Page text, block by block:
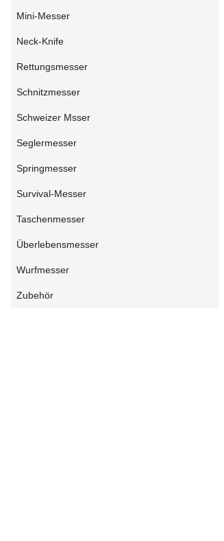
Mini-Messer
Neck-Knife
Rettungsmesser
Schnitzmesser
Schweizer Msser
Seglermesser
Springmesser
Survival-Messer
Taschenmesser
Überlebensmesser
Wurfmesser
Zubehör